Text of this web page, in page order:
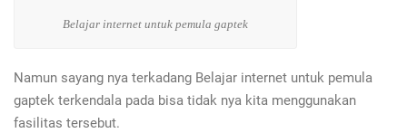
Belajar internet untuk pemula gaptek
Namun sayang nya terkadang Belajar internet untuk pemula
gaptek terkendala pada bisa tidak nya kita menggunakan
fasilitas tersebut.